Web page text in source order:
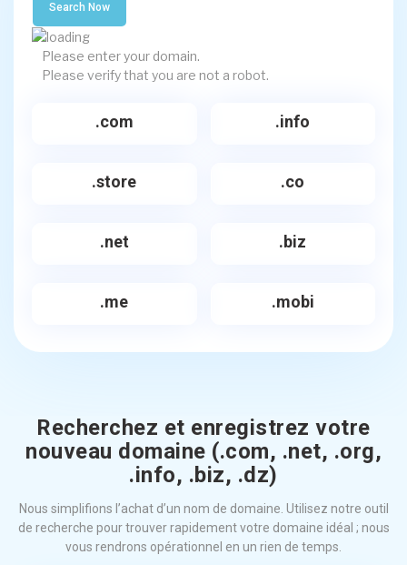
Search Now
Please enter your domain.
Please verify that you are not a robot.
.com .info
.store .co
.net .biz
.me .mobi
Recherchez et enregistrez votre
nouveau domaine (.com, .net, .org,
.info, .biz, .dz)
Nous simplifions l’achat d’un nom de domaine. Utilisez notre outil
de recherche pour trouver rapidement votre domaine idéal ; nous
vous rendrons opérationnel en un rien de temps.